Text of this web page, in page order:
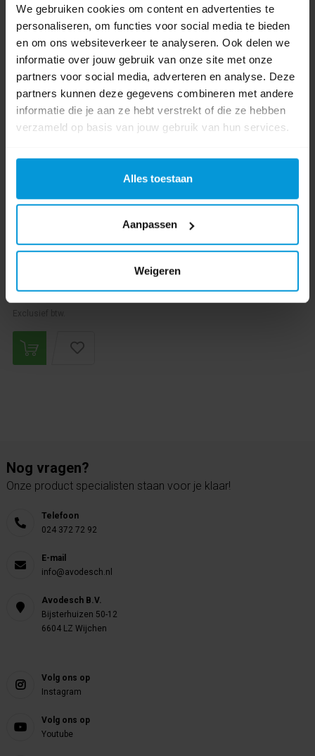
We gebruiken cookies om content en advertenties te
personaliseren, om functies voor social media te bieden
en om ons websiteverkeer te analyseren. Ook delen we
informatie over jouw gebruik van onze site met onze
partners voor social media, adverteren en analyse. Deze
partners kunnen deze gegevens combineren met andere
informatie die je aan ze hebt verstrekt of die ze hebben
verzameld op basis van jouw gebruik van hun services.
Alles toestaan
Aanpassen
Weigeren
Vileda Origo 2 Emmer 5 ltr
Inhoud: 5,0 ltr
Nog vragen?
Onze product specialisten staan voor je klaar!
Telefoon
024 372 72 92
E-mail
info@avodesch.nl
Avodesch B.V.
Bijsterhuizen 50-12
6604 LZ Wijchen
Volg ons op
Instagram
Volg ons op
Youtube